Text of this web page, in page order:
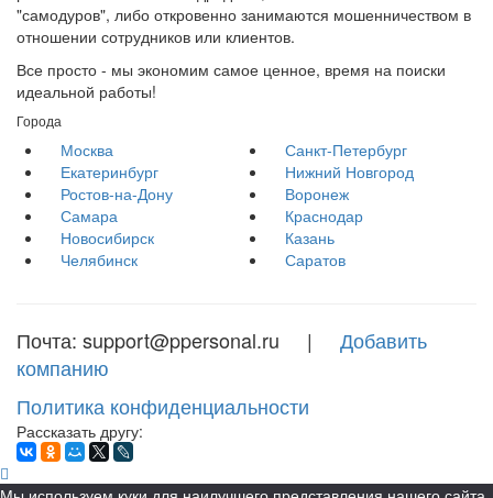
"самодуров", либо откровенно занимаются мошенничеством в
отношении сотрудников или клиентов.
Все просто - мы экономим самое ценное, время на поиски
идеальной работы!
Города
Москва
Санкт-Петербург
Екатеринбург
Нижний Новгород
Ростов-на-Дону
Воронеж
Самара
Краснодар
Новосибирск
Казань
Челябинск
Саратов
Почта: support@ppersonal.ru | Добавить
компанию
Политика конфиденциальности
Рассказать другу: